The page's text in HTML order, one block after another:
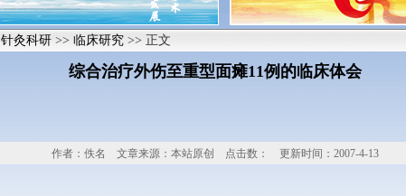
针灸科研 >> 临床研究 >> 正文
综合治疗外伤至重型面瘫11例的临床体会
作者：佚名 文章来源：本站原创 点击数： 更新时间：2007-4-13